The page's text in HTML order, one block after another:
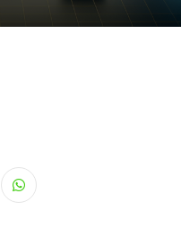
Whatsapp